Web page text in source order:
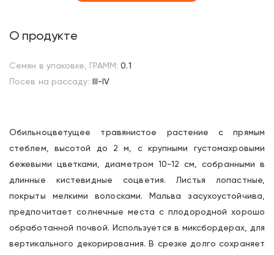
О продукте
Семян в упаковке, ГРАММ: 0.1
Посев на рассаду:
III-IV
Обильноцветущее травянистое растение с прямым
стеблем, высотой до 2 м, с крупными густомахровыми
бежевыми цветками, диаметром 10-12 см, собранными в
длинные кистевидные соцветия. Листья лопастные,
покрыты мелкими волосками. Мальва засухоустойчива,
предпочитает солнечные места с плодородной хорошо
обработанной почвой. Используется в миксбордерах, для
вертикального декорирования. В срезке долго сохраняет